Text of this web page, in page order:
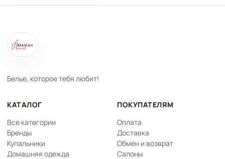
Белье, которое тебя любит!
КАТАЛОГ
Все категории
Бренды
Купальники
Домашняя одежда
ПОКУПАТЕЛЯМ
Оплата
Доставка
Обмен и возврат
Салоны